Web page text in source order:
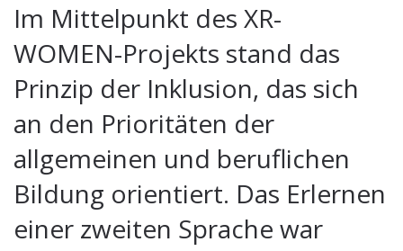
Im Mittelpunkt des XR-
WOMEN-Projekts stand das
Prinzip der Inklusion, das sich
an den Prioritäten der
allgemeinen und beruflichen
Bildung orientiert. Das Erlernen
einer zweiten Sprache war